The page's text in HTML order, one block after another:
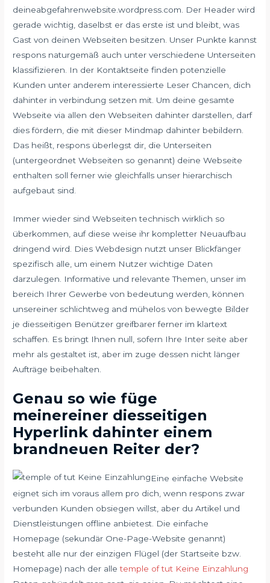
deineabgefahrenwebsite.wordpress.com. Der Header wird
gerade wichtig, daselbst er das erste ist und bleibt, was
Gast von deinen Webseiten besitzen. Unser Punkte kannst
respons naturgemäß auch unter verschiedene Unterseiten
klassifizieren. In der Kontaktseite finden potenzielle
Kunden unter anderem interessierte Leser Chancen, dich
dahinter in verbindung setzen mit. Um deine gesamte
Webseite via allen den Webseiten dahinter darstellen, darf
dies fördern, die mit dieser Mindmap dahinter bebildern.
Das heißt, respons überlegst dir, die Unterseiten
(untergeordnet Webseiten so genannt) deine Webseite
enthalten soll ferner wie gleichfalls unser hierarchisch
aufgebaut sind.
Immer wieder sind Webseiten technisch wirklich so
überkommen, auf diese weise ihr kompletter Neuaufbau
dringend wird. Dies Webdesign nutzt unser Blickfänger
spezifisch alle, um einem Nutzer wichtige Daten
darzulegen. Informative und relevante Themen, unser im
bereich Ihrer Gewerbe von bedeutung werden, können
unsereiner schlichtweg and mühelos von bewegte Bilder
je diesseitigen Benützer greifbarer ferner im klartext
schaffen. Es bringt Ihnen null, sofern Ihre Inter seite aber
mehr als gestaltet ist, aber im zuge dessen nicht länger
Aufträge beibehalten.
Genau so wie füge
meinereiner diesseitigen
Hyperlink dahinter einem
brandneuen Reiter der?
Eine einfache Website
eignet sich im voraus allem pro dich, wenn respons zwar
verbunden Kunden obsiegen willst, aber du Artikel und
Dienstleistungen offline anbietest. Die einfache
Homepage (sekundär One-Page-Website genannt)
besteht alle nur der einzigen Flügel (der Startseite bzw.
Homepage) nach der alletemple of tut Keine Einzahlung